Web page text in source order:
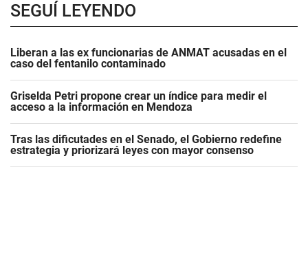
SEGUÍ LEYENDO
Liberan a las ex funcionarias de ANMAT acusadas en el
caso del fentanilo contaminado
Griselda Petri propone crear un índice para medir el
acceso a la información en Mendoza
Tras las dificutades en el Senado, el Gobierno redefine
estrategia y priorizará leyes con mayor consenso